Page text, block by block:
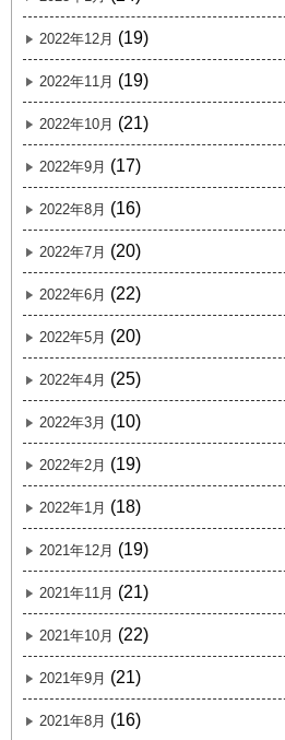
2022年12月 (19)
2022年11月 (19)
2022年10月 (21)
2022年9月 (17)
2022年8月 (16)
2022年7月 (20)
2022年6月 (22)
2022年5月 (20)
2022年4月 (25)
2022年3月 (10)
2022年2月 (19)
2022年1月 (18)
2021年12月 (19)
2021年11月 (21)
2021年10月 (22)
2021年9月 (21)
2021年8月 (16)